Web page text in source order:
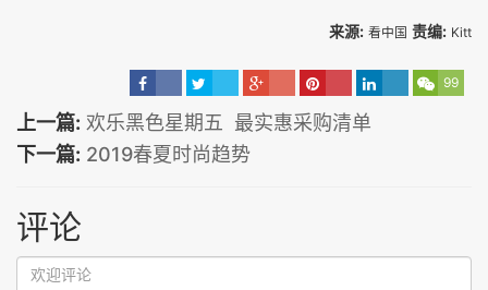
来源: 看中国 责编: Kitt
99
上一篇: 欢乐黑色星期五 最实惠采购清单
下一篇: 2019春夏时尚趋势
评论